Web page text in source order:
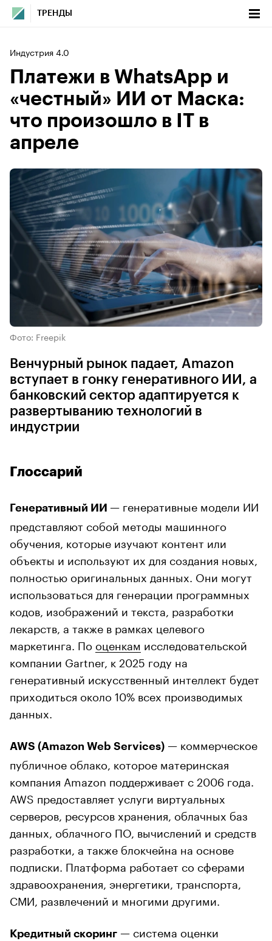
ТРЕНДЫ
Индустрия 4.0
Платежи в WhatsApp и
«честный» ИИ от Маска:
что произошло в IT в
апреле
Фото: Freepik
Венчурный рынок падает, Amazon
вступает в гонку генеративного ИИ, а
банковский сектор адаптируется к
развертыванию технологий в
индустрии
Глоссарий
Генеративный ИИ — генеративные модели ИИ
представляют собой методы машинного
обучения, которые изучают контент или
объекты и используют их для создания новых,
полностью оригинальных данных. Они могут
использоваться для генерации программных
кодов, изображений и текста, разработки
лекарств, а также в рамках целевого
маркетинга. По оценкам исследовательской
компании Gartner, к 2025 году на
генеративный искусственный интеллект будет
приходиться около 10% всех производимых
данных.
AWS (Amazon Web Services) — коммерческое
публичное облако, которое материнская
компания Amazon поддерживает с 2006 года.
AWS предоставляет услуги виртуальных
серверов, ресурсов хранения, облачных баз
данных, облачного ПО, вычислений и средств
разработки, а также блокчейна на основе
подписки. Платформа работает со сферами
здравоохранения, энергетики, транспорта,
СМИ, развлечений и многими другими.
Кредитный скоринг — система оценки